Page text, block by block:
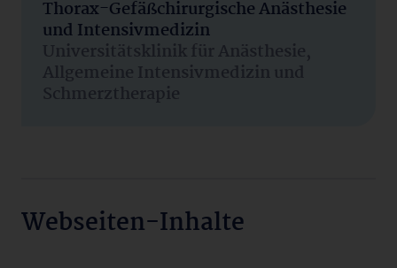
Thorax-Gefäßchirurgische Anästhesie
und Intensivmedizin
Universitätsklinik für Anästhesie,
Allgemeine Intensivmedizin und
Schmerztherapie
Webseiten-Inhalte